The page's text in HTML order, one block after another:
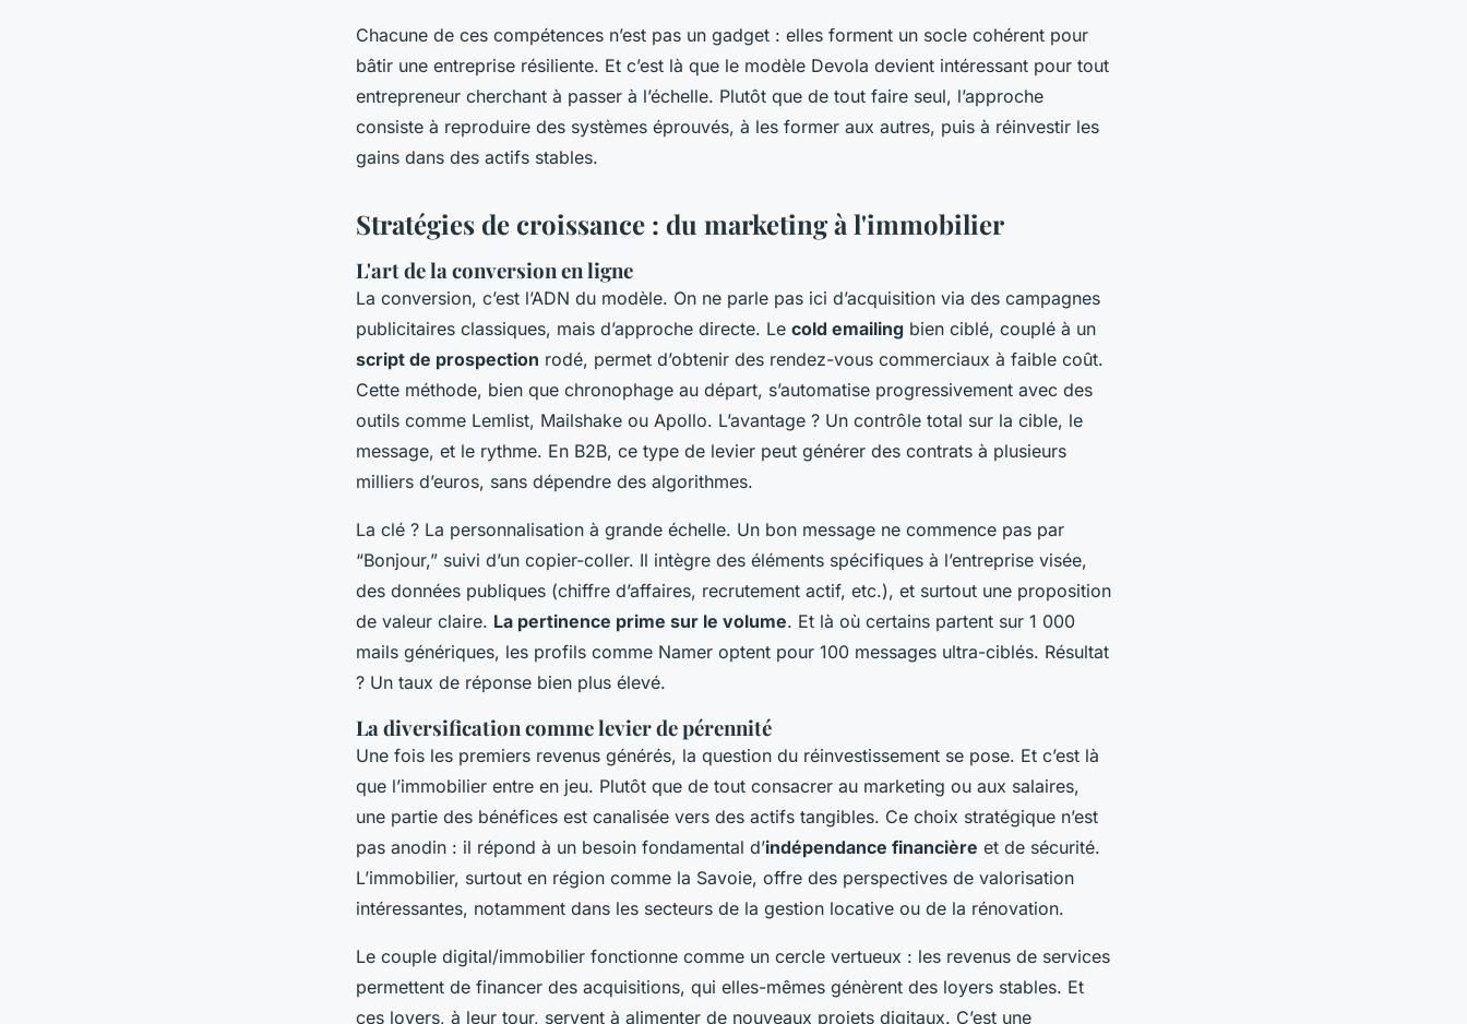
Chacune de ces compétences n’est pas un gadget : elles forment un socle cohérent pour
bâtir une entreprise résiliente. Et c’est là que le modèle Devola devient intéressant pour tout
entrepreneur cherchant à passer à l’échelle. Plutôt que de tout faire seul, l’approche
consiste à reproduire des systèmes éprouvés, à les former aux autres, puis à réinvestir les
gains dans des actifs stables.
Stratégies de croissance : du marketing à l'immobilier
L'art de la conversion en ligne
La conversion, c’est l’ADN du modèle. On ne parle pas ici d’acquisition via des campagnes
publicitaires classiques, mais d’approche directe. Le cold emailing bien ciblé, couplé à un
script de prospection rodé, permet d’obtenir des rendez-vous commerciaux à faible coût.
Cette méthode, bien que chronophage au départ, s’automatise progressivement avec des
outils comme Lemlist, Mailshake ou Apollo. L’avantage ? Un contrôle total sur la cible, le
message, et le rythme. En B2B, ce type de levier peut générer des contrats à plusieurs
milliers d’euros, sans dépendre des algorithmes.
La clé ? La personnalisation à grande échelle. Un bon message ne commence pas par
“Bonjour,” suivi d’un copier-coller. Il intègre des éléments spécifiques à l’entreprise visée,
des données publiques (chiffre d’affaires, recrutement actif, etc.), et surtout une proposition
de valeur claire. La pertinence prime sur le volume. Et là où certains partent sur 1 000
mails génériques, les profils comme Namer optent pour 100 messages ultra-ciblés. Résultat
? Un taux de réponse bien plus élevé.
La diversification comme levier de pérennité
Une fois les premiers revenus générés, la question du réinvestissement se pose. Et c’est là
que l’immobilier entre en jeu. Plutôt que de tout consacrer au marketing ou aux salaires,
une partie des bénéfices est canalisée vers des actifs tangibles. Ce choix stratégique n’est
pas anodin : il répond à un besoin fondamental d’indépendance financière et de sécurité.
L’immobilier, surtout en région comme la Savoie, offre des perspectives de valorisation
intéressantes, notamment dans les secteurs de la gestion locative ou de la rénovation.
Le couple digital/immobilier fonctionne comme un cercle vertueux : les revenus de services
permettent de financer des acquisitions, qui elles-mêmes génèrent des loyers stables. Et
ces loyers, à leur tour, servent à alimenter de nouveaux projets digitaux. C’est une